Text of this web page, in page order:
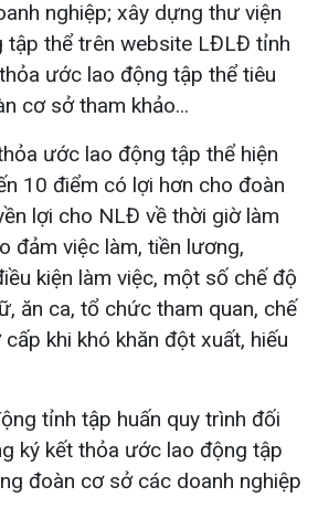
nghiệp; xây dựng thư viện
tập thể trên website LĐLĐ tỉnh
ước lao động tập thể tiêu
cơ sở tham khảo...
ước lao động tập thể hiện
10 điểm có lợi hơn cho đoàn
lợi cho NLĐ về thời giờ làm
đảm việc làm, tiền lương,
kiện làm việc, một số chế độ
ăn ca, tổ chức tham quan, chế
khi khó khăn đột xuất, hiếu